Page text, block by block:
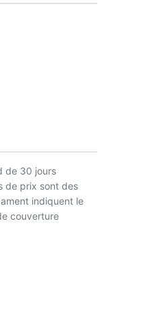
de 30 jours
de prix sont des
indiquent le
couverture